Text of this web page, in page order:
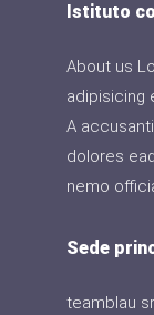
Istituto
About us
adipisicing
A
dolores
nemo
Sede
teamblau